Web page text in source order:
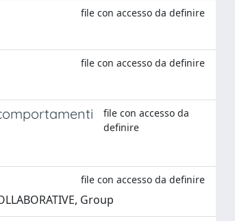
file con accesso da definire
file con accesso da definire
file con accesso da
definire
file con accesso da definire
Group